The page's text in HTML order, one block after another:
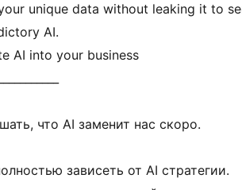
unique data without leaking it to
AI.
AI into your business
что AI заменит нас скоро.
зависеть от AI стратегии.